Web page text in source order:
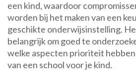
een kind, waardoor
worden bij het maken van een
geschikte onderwijsinstelling.
belangrijk om goed te
welke aspecten prioriteit
van een school voor je kind.